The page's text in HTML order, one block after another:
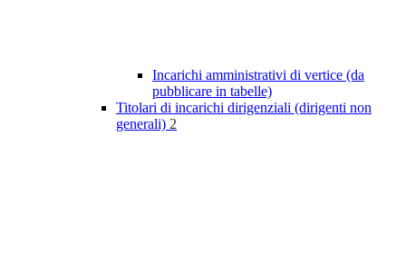
Incarichi amministrativi di vertice (da
pubblicare in tabelle)
Titolari di incarichi dirigenziali (dirigenti non
generali) 2